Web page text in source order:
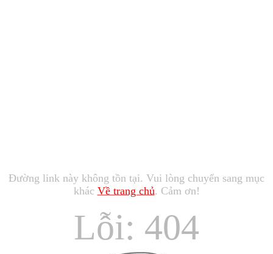
Đường link này không tồn tại. Vui lòng chuyển sang mục
khác Về trang chủ. Cảm ơn!
Lỗi: 404